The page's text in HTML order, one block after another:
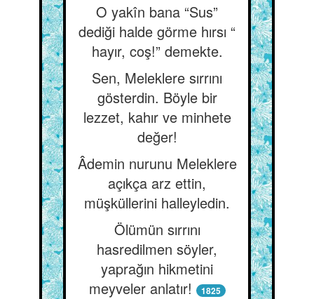
O yakîn bana “Sus”
dediği halde görme hırsı “
hayır, coş!” demekte.
Sen, Meleklere sırrını
gösterdin. Böyle bir
lezzet, kahır ve minhete
değer!
Âdemin nurunu Meleklere
açıkça arz ettin,
müşküllerini halleyledin.
Ölümün sırrını
hasredilmen söyler,
yaprağın hikmetini
meyveler anlatır!
1825